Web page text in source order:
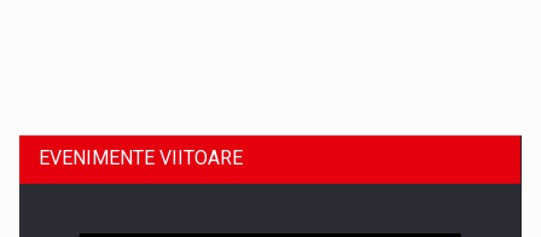
EVENIMENTE VIITOARE